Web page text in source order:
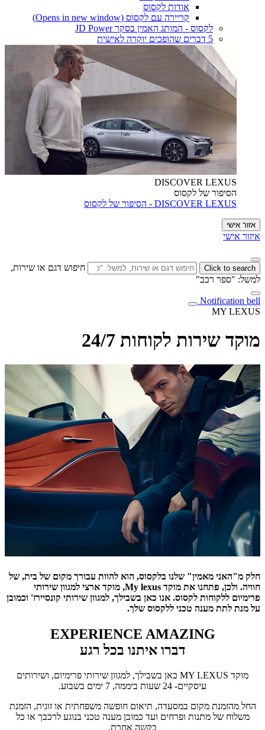
אודות לקסוס
קריירה עם לקסוס (Opens in new window)
לקסוס - המותג האמין בסקר JD Power
5 דברים שהופכים יוקרה לאישית
DISCOVER LEXUS
הסיפור של לקסוס
DISCOVER LEXUS - הסיפור של לקסוס
אזור אישי
איזור אישי
Click to search
חיפוש דגם או שירות,
למשל: "ספר רכב"
Notification bell
MY LEXUS
מוקד שירות לקוחות 24/7
חלק מ"האני מאמין" שלנו בלקסוס, הוא להוות עבורך מקום של בית, של
חוויה. ולכן, פתחנו את מוקד My lexus, מוקד ארצי למגוון שירותי
פרימיום ללקוחות לקסוס. אנו כאן בשבילך, למגוון שירותי קונסיירז' וכמובן
על מנת לתת מענה טכני ללקסוס שלך.
EXPERIENCE AMAZING
דברו איתנו בכל רגע
מוקד MY LEXUS כאן בשבילך, למגוון שירותי פרימיום, ושירותים
עיסקיים- 24 שעות ביממה, 7 ימים בשבוע.
החל מהזמנת מקום במסעדה, תיאום חופשה משפחתית או זוגית, הזמנת
משלוח של מתנות ופרחים ועד כמובן מענה טכני בנוגע לרכבך או כל
בקשה אחרת.